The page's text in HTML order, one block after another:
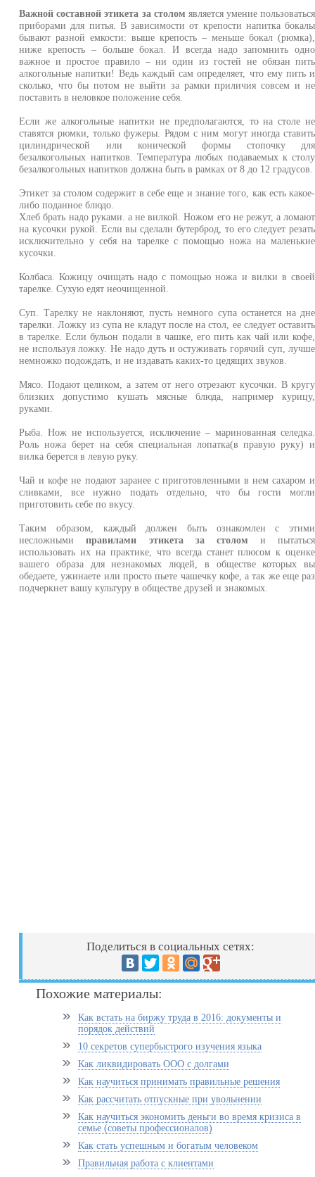
Важной составной этикета за столом является умение пользоваться
приборами для питья. В зависимости от крепости напитка бокалы
бывают разной емкости: выше крепость – меньше бокал (рюмка),
ниже крепость – больше бокал. И всегда надо запомнить одно
важное и простое правило – ни один из гостей не обязан пить
алкогольные напитки! Ведь каждый сам определяет, что ему пить и
сколько, что бы потом не выйти за рамки приличия совсем и не
поставить в неловкое положение себя.
Если же алкогольные напитки не предполагаются, то на столе не
ставятся рюмки, только фужеры. Рядом с ним могут иногда ставить
цилиндрической или конической формы стопочку для
безалкогольных напитков. Температура любых подаваемых к столу
безалкогольных напитков должна быть в рамках от 8 до 12 градусов.
Этикет за столом содержит в себе еще и знание того, как есть какое-
либо поданное блюдо.
Хлеб брать надо руками. а не вилкой. Ножом его не режут, а ломают
на кусочки рукой. Если вы сделали бутерброд, то его следует резать
исключительно у себя на тарелке с помощью ножа на маленькие
кусочки.
Колбаса. Кожицу очищать надо с помощью ножа и вилки в своей
тарелке. Сухую едят неочищенной.
Суп. Тарелку не наклоняют, пусть немного супа останется на дне
тарелки. Ложку из супа не кладут после на стол, ее следует оставить
в тарелке. Если бульон подали в чашке, его пить как чай или кофе,
не используя ложку. Не надо дуть и остуживать горячий суп, лучше
немножко подождать, и не издавать каких-то цедящих звуков.
Мясо. Подают целиком, а затем от него отрезают кусочки. В кругу
близких допустимо кушать мясные блюда, например курицу,
руками.
Рыба. Нож не используется, исключение – маринованная селедка.
Роль ножа берет на себя специальная лопатка(в правую руку) и
вилка берется в левую руку.
Чай и кофе не подают заранее с приготовленными в нем сахаром и
сливками, все нужно подать отдельно, что бы гости могли
приготовить себе по вкусу.
Таким образом, каждый должен быть ознакомлен с этими
несложнымиправилами этикета за столом и пытаться
использовать их на практике, что всегда станет плюсом к оценке
вашего образа для незнакомых людей, в обществе которых вы
обедаете, ужинаете или просто пьете чашечку кофе, а так же еще раз
подчеркнет вашу культуру в обществе друзей и знакомых.
Поделиться в социальных сетях:
Похожие материалы:
Как встать на биржу труда в 2016: документы и
порядок действий
10 секретов супербыстрого изучения языка
Как ликвидировать ООО с долгами
Как научиться принимать правильные решения
Как рассчитать отпускные при увольнении
Как научиться экономить деньги во время кризиса в
семье (советы профессионалов)
Как стать успешным и богатым человеком
Правильная работа с клиентами